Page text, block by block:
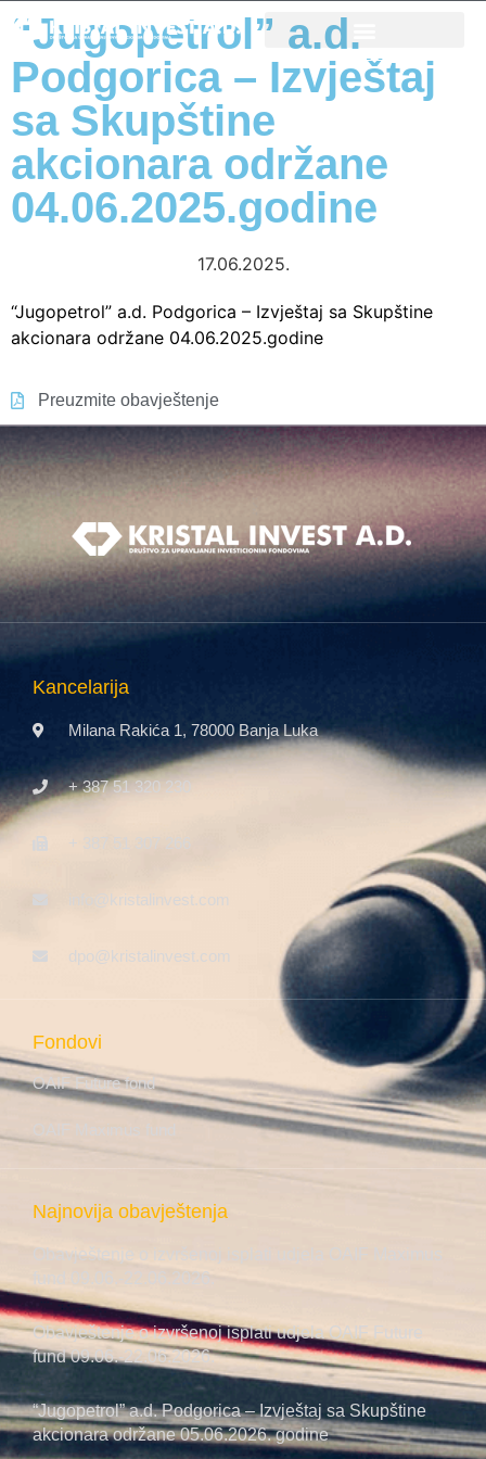
“Jugopetrol” a.d.
Podgorica – Izvještaj
sa Skupštine
akcionara održane
04.06.2025.godine
17.06.2025.
“Jugopetrol” a.d. Podgorica – Izvještaj sa Skupštine
akcionara održane 04.06.2025.godine
Preuzmite obavještenje
Kancelarija
Milana Rakića 1, 78000 Banja Luka
+ 387 51 320 230
+ 387 51 307 266
info@kristalinvest.com
dpo@kristalinvest.com
Fondovi
OAIF Future fond
OAIF Maximus fund
Najnovija obavještenja
Obavještenje o izvršenoj isplati udjela OAIF Maximus
fund 09.06.-22.06.2026.
Obavještenje o izvršenoj isplati udjela OAIF Future
fund 09.06.-22.06.2026.
“Jugopetrol” a.d. Podgorica – Izvještaj sa Skupštine
akcionara održane 05.06.2026. godine